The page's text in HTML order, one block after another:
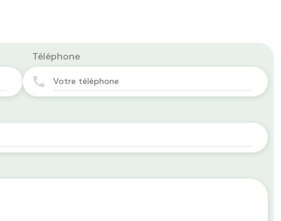
Téléphone